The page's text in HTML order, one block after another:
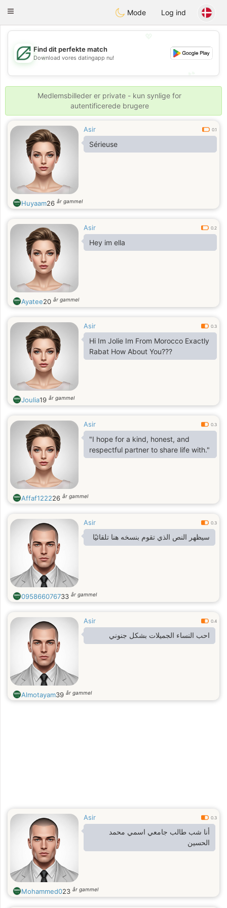
GulfDating
Toggle
Mode Log ind
💖
💕
Find dit perfekte match
Download vores datingapp nu!
Medlemsbilleder er private - kun synlige for
autentificerede brugere
Asir 0.1
Sérieuse
Huyaam26 år gammel
Asir 0.2
Hey im ella
Ayatee20 år gammel
Asir 0.3
Hi Im Jolie Im From Morocco Exactly
Rabat How About You???
Joulia19 år gammel
Asir 0.3
"I hope for a kind, honest, and
respectful partner to share life with."
Affaf122226 år gammel
Asir 0.3
سيظهر النص الذي تقوم بنسخه هنا تلقائيًا
095866076733 år gammel
Asir 0.4
احب النساء الجميلات بشكل جنوني
Almotayam39 år gammel
Asir 0.3
أنا شب طالب جامعي اسمي محمد
الحسين
Mohammed023 år gammel